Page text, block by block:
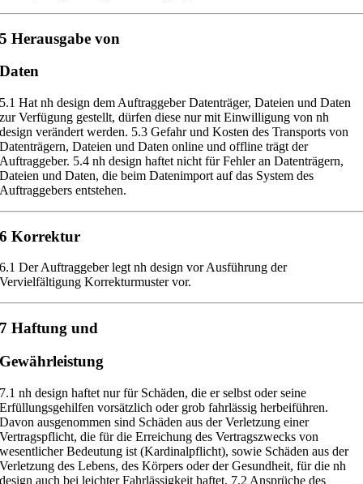
5 Herausgabe von
Daten
5.1 Hat nh design dem Auftraggeber Datenträger, Dateien und Daten
zurVerfügung gestellt, dürfen diese nur mit Einwilligung von nh
design verändertwerden. 5.3 Gefahr und Kosten des Transports von
Datenträgern, Dateien und Datenonline und offline trägt der
Auftraggeber. 5.4 nh design haftet nicht für Fehler an Datenträgern,
Dateien undDaten, die beim Datenimport auf das System des
Auftraggebers entstehen.
6 Korrektur
6.1 Der Auftraggeber legt nh design vor Ausführung der
VervielfältigungKorrekturmuster vor.
7 Haftung und
Gewährleistung
7.1 nh design haftet nur für Schäden, die er selbst oder seine
Erfüllungsgehilfen vorsätzlich oder grob fahrlässig herbeiführen.
Davon ausgenommensind Schäden aus der Verletzung einer
Vertragspflicht, die für die Erreichungdes Vertragszwecks von
wesentlicher Bedeutung ist (Kardinalpflicht), sowie Schäden aus der
Verletzung des Lebens, des Körpers oder der Gesundheit, fürdie nh
design auch bei leichter Fahrlässigkeit haftet. 7.2 Ansprüche des